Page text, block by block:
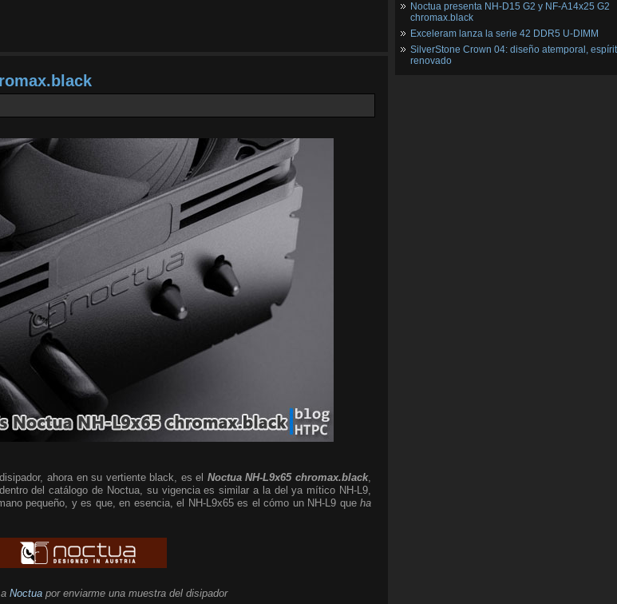
ahora en su vertiente black, es el Noctua NH-L9x65 chromax.black,
del catálogo de Noctua, su vigencia es similar a la del ya mítico NH-L9,
pequeño, y es que, en esencia, el NH-L9x65 es el cómo un NH-L9 que ha
Noctua por enviarme una muestra del disipador
Noctua presenta NH-D15 G2 y NF-A14x25 G2
chromax.black
Exceleram lanza la serie 42 DDR5 U-DIMM
SilverStone Crown 04: diseño atemporal,
renovado